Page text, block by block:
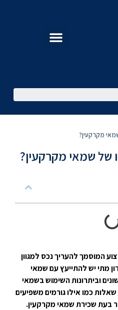
מקרקעין?
של שמאי מקרקעין?
המוסמך להעריך נכס למגוון
מתי יש להתייעץ עם שמאי
וביתרונות השימוש בשמאי
כמו אילו גורמים משפיעים
בעת שכירת שמאי מקרקעין.